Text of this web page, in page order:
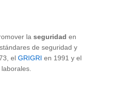
la seguridad en
de seguridad y
el GRIGRI en 1991 y el